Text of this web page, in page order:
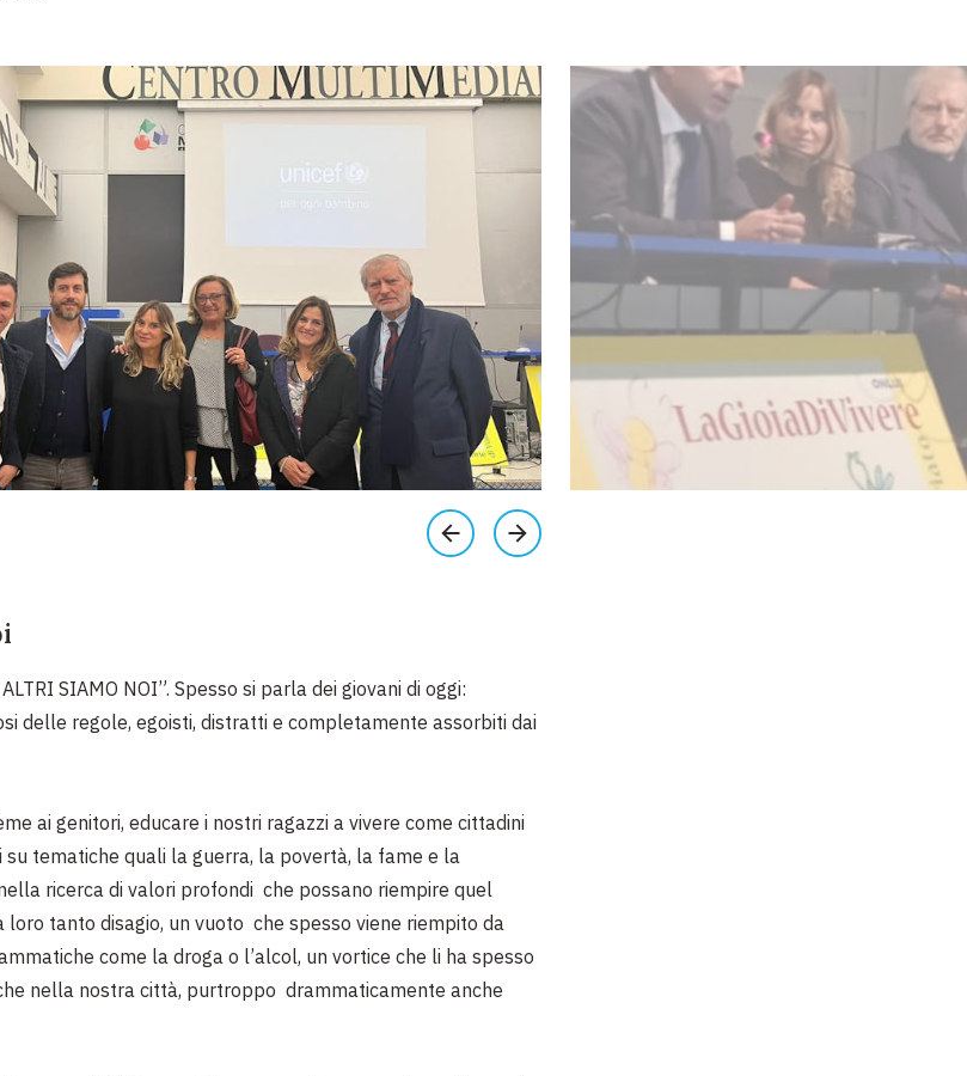
SIAMO NOI”. Spesso si parla dei giovani di oggi:
delle regole, egoisti, distratti e completamente assorbiti dai
ai genitori, educare i nostri ragazzi a vivere come cittadini
su tematiche quali la guerra, la povertà, la fame e la
ricerca di valori profondi che possano riempire quel
loro tanto disagio, un vuoto che spesso viene riempito da
come la droga o l’alcol, un vortice che li ha spesso
nella nostra città, purtroppo drammaticamente anche